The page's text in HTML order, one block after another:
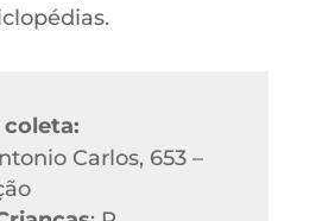
Carlos, 653 –